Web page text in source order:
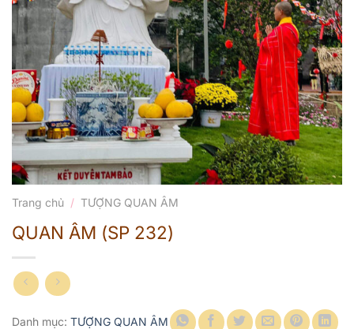
Trang chủ / TƯỢNG QUAN ÂM
QUAN ÂM (SP 232)
Danh mục: TƯỢNG QUAN ÂM